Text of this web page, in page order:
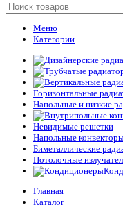
Меню
Категории
Горизонтальные
Напольные и низкие
Невидимые решетки
Напольные
Биметаллические
Потолочные
Главная
Каталог